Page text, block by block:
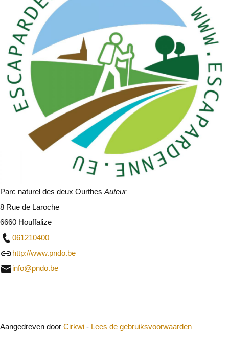
Parc naturel des deux Ourthes Auteur
8 Rue de Laroche
6660 Houffalize
061210400
http://www.pndo.be
info@pndo.be
Aangedreven door Cirkwi - Lees de gebruiksvoorwaarden